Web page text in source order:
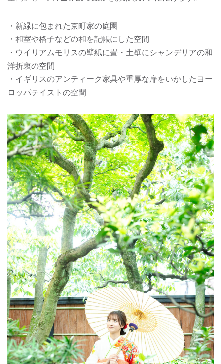
・新緑に包まれた京町家の庭園
・和室や格子などの和を記帳にした空間
・ウイリアムモリスの壁紙に畳・土壁にシャンデリアの和
洋折衷の空間
・イギリスのアンティーク家具や重厚な扉をいかしたヨー
ロッパテイストの空間